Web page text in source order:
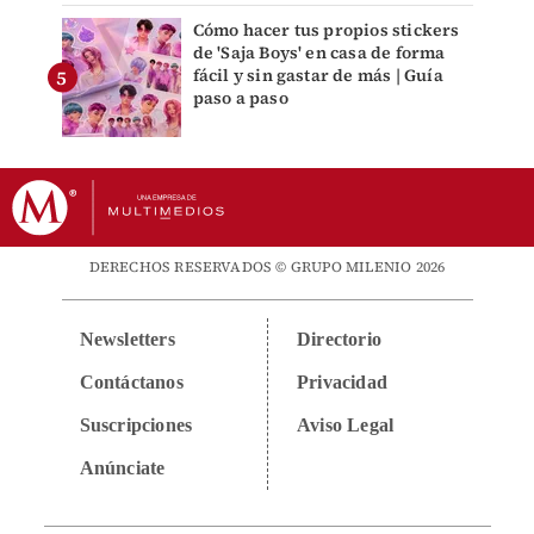
Cómo hacer tus propios stickers
de 'Saja Boys' en casa de forma
fácil y sin gastar de más | Guía
paso a paso
DERECHOS RESERVADOS © GRUPO MILENIO 2026
Newsletters
Contáctanos
Suscripciones
Anúnciate
Directorio
Privacidad
Aviso Legal